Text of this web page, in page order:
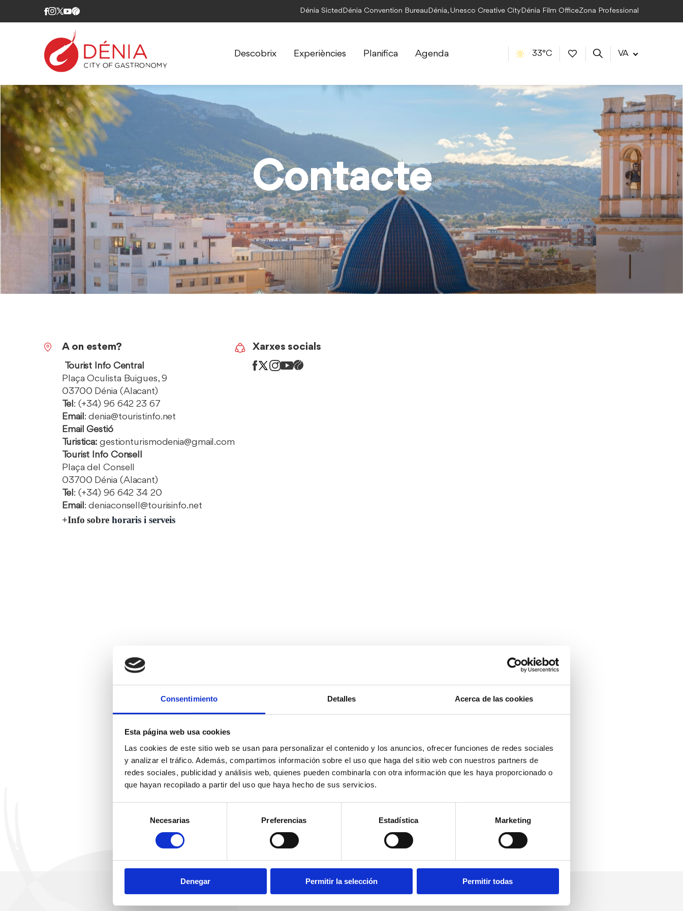
Consentimiento Detalles Acerca de las cookies
Esta página web usa cookies
Las cookies de este sitio web se usan para personalizar el contenido y los anuncios, ofrecer funciones de redes sociales
y analizar el tráfico. Además, compartimos información sobre el uso que haga del sitio web con nuestros partners de
redes sociales, publicidad y análisis web, quienes pueden combinarla con otra información que les haya proporcionado o
que hayan recopilado a partir del uso que haya hecho de sus servicios.
consentimiento
Necesarias Preferencias Estadística Marketing
Denegar Permitir la selección Permitir todas
Dénia Sicted Dénia Convention Bureau Dénia, Unesco Creative CityDénia Film OfficeZona Professional
Descobrix Experiències Planifica Agenda 33°C VA
Contacte
A on estem?
A
estem?
Tourist Info Central
Plaça Oculista Buigues, 9
03700 Dénia (Alacant)
Tel : (+34) 96 642 23 67
Email : denia@touristinfo.net
Email Gestió
Turistica: gestionturismodenia@gmail.com
Tourist Info Consell
Plaça del Consell
03700 Dénia (Alacant)
Tel : (+34) 96 642 34 20
Email : deniaconsell@tourisinfo.net
+Info sobre horaris i serveis
Xarxes socials
Xarxes
socials